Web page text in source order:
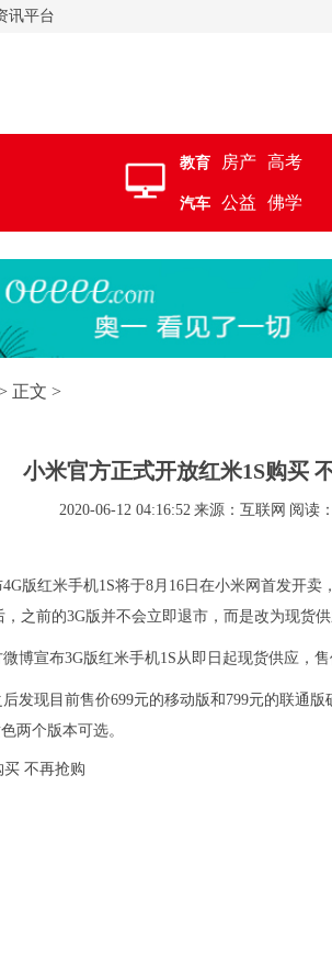
讯平台
教育 房产 高考
汽车 公益 佛学
正文 >
小米官方正式开放红米1S购买
2020-06-12 04:16:52 来源：互联网 阅读
版红米手机1S将于8月16日在小米网首发开
之前的3G版并不会立即退市，而是改为现货供
博宣布3G版红米手机1S从即日起现货供应，
发现目前售价699元的移动版和799元的联通版
两个版本可选。